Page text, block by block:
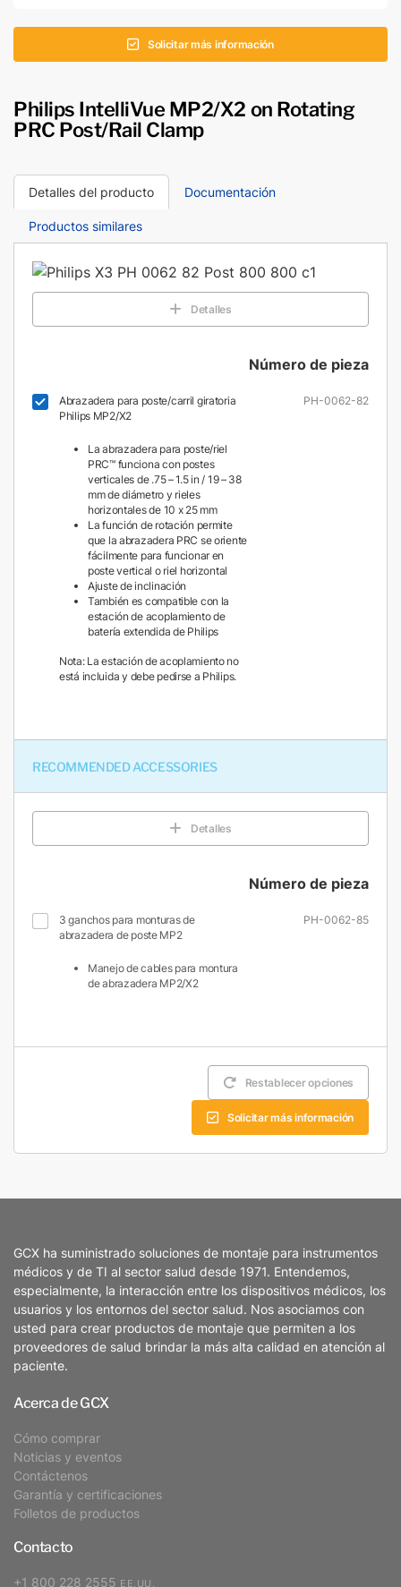
Solicitar más información
Philips IntelliVue MP2/X2 on Rotating
PRC Post/Rail Clamp
Detalles del producto
Documentación
Productos similares
Detalles
Número de pieza
Abrazadera para poste/carril giratoria
Philips MP2/X2
La abrazadera para poste/riel
PRC™ funciona con postes
verticales de .75 – 1.5 in / 19 – 38
mm de diámetro y rieles
horizontales de 10 x 25 mm
La función de rotación permite
que la abrazadera PRC se oriente
fácilmente para funcionar en
poste vertical o riel horizontal
Ajuste de inclinación
También es compatible con la
estación de acoplamiento de
batería extendida de Philips
Nota: La estación de acoplamiento no
está incluida y debe pedirse a Philips.
PH-0062-82
RECOMMENDED ACCESSORIES
Detalles
Número de pieza
3 ganchos para monturas de
abrazadera de poste MP2
Manejo de cables para montura
de abrazadera MP2/X2
PH-0062-85
Restablecer opciones
Solicitar más información
GCX ha suministrado soluciones de montaje para instrumentos
médicos y de TI al sector salud desde 1971. Entendemos,
especialmente, la interacción entre los dispositivos médicos, los
usuarios y los entornos del sector salud. Nos asociamos con
usted para crear productos de montaje que permiten a los
proveedores de salud brindar la más alta calidad en atención al
paciente.
Acerca de GCX
Cómo comprar
Noticias y eventos
Contáctenos
Garantía y certificaciones
Folletos de productos
Contacto
+1 800 228 2555 EE.UU.